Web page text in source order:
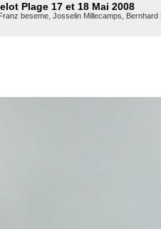
Plage 17 et 18 Mai 2008
beseme, Josselin Millecamps, Bernhard